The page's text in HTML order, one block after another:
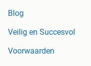
Blog
Veilig en Succesvol
Voorwaarden